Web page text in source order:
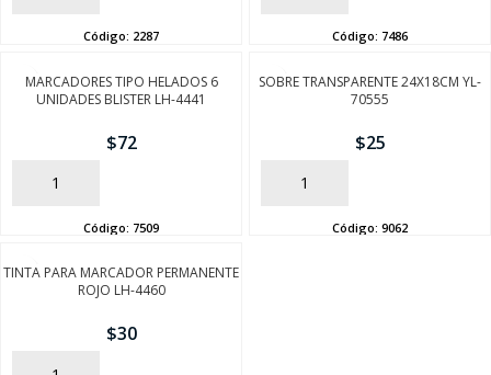
Código: 2287 Código: 7486
MARCADORES TIPO HELADOS 6
UNIDADES BLISTER LH-4441
$72
AÑADIR
Código: 7509
SOBRE TRANSPARENTE 24X18CM YL-
70555
$25
AÑADIR
Código: 9062
TINTA PARA MARCADOR PERMANENTE
ROJO LH-4460
$30